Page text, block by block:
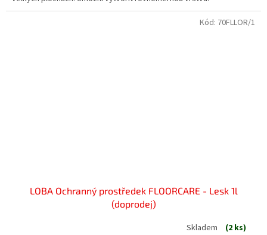
LOBA Ochranný prostředek FLOORCARE - Lesk 1l
(doprodej)
Skladem (2 ks)
Kód: 70FLLOR/1